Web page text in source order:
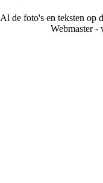
Al de foto's en teksten op
Webmaster -